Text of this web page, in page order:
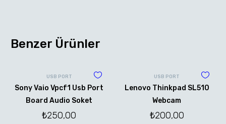
Benzer Ürünler
USB PORT
Sony Vaio Vpcf1 Usb Port
Board Audio Soket
₺250,00
USB PORT
Lenovo Thinkpad SL510
Webcam
₺200,00